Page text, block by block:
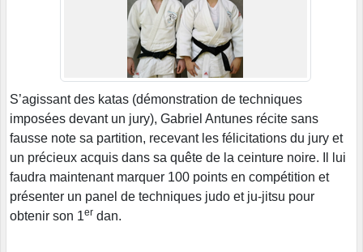
S’agissant des katas (démonstration de techniques
imposées devant un jury), Gabriel Antunes récite sans
fausse note sa partition, recevant les félicitations du jury et
un précieux acquis dans sa quête de la ceinture noire. Il lui
faudra maintenant marquer 100 points en compétition et
présenter un panel de techniques judo et ju-jitsu pour
obtenir son 1er dan.